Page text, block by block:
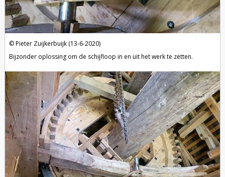
Pieter Zuijkerbuijk (13-6-2020)
Bijzonder oplossing om de schijfloop in en uit het werk te zetten.